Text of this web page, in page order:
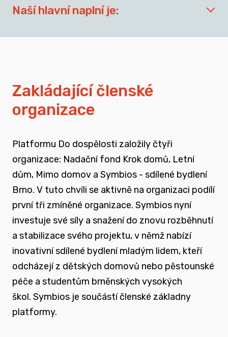
Naší hlavní naplní je:
spojovat sílu hlasu nevládního sektoru v
zapojovat se do advokační činnosti, která
souvisí i se změnou legislativy a systému
jako takového
nést a podporovat sílu hlasu těch, kteří
vyrůstali mimo své biologické rodiny
rozvíjet dialog a vést kontruktivní debaty
spojené se změnou systému péče o
podporovat vzdělání a osvětu nejen u
Zakládající členské
organizace
Platformu Do dospělosti založily čtyři
organizace: Nadační fond Krok domů, Letní
dům, Mimo domov a Symbios - sdílené bydlení
Brno. V tuto chvíli se aktivně na organizaci podílí
první tři zmíněné organizace. Symbios nyní
investuje své síly a snažení do znovu rozběhnutí
a stabilizace svého projektu, v němž nabízí
inovativní sdílené bydlení mladým lidem, kteří
odcházejí z dětských domovů nebo pěstounské
péče a studentům brněnských vysokých
škol. Symbios je součástí členské základny
platformy.